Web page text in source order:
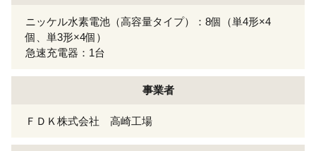
ニッケル水素電池（高容量タイプ）：8個（単4形×4
個、単3形×4個）
急速充電器：1台
事業者
ＦＤＫ株式会社 高崎工場